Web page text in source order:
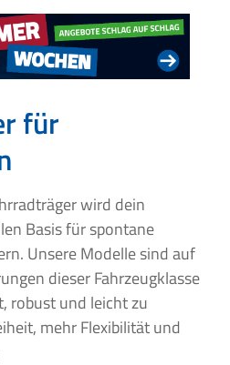
für
wird dein
Basis für spontane
Unsere Modelle sind auf
dieser Fahrzeugklasse
robust und leicht zu
mehr Flexibilität und